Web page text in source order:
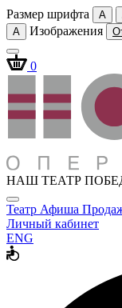
Размер шрифта A
A
Изображения
0
НАШ ТЕАТР
Театр Афиша
Личный кабинет
ENG